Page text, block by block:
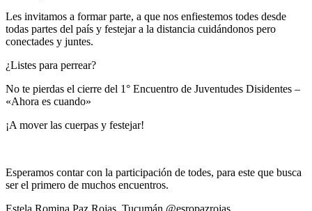
Les invitamos a formar parte, a que nos enfiestemos todes desde
todas partes del país y festejar a la distancia cuidándonos pero
conectades y juntes.
¿Listes para perrear?
No te pierdas el cierre del 1° Encuentro de Juventudes Disidentes –
«Ahora es cuando»
¡A mover las cuerpas y festejar!
Esperamos contar con la participación de todes, para este que busca
ser el primero de muchos encuentros.
Estela Romina Paz Rojas, Tucumán @esropazrojas